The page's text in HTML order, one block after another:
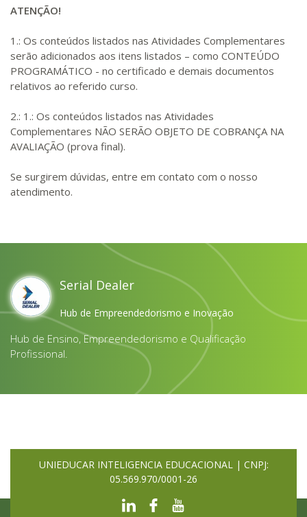
ATENÇÃO!
1.: Os conteúdos listados nas Atividades Complementares
serão adicionados aos itens listados – como CONTEÚDO
PROGRAMÁTICO - no certificado e demais documentos
relativos ao referido curso.
2.: 1.: Os conteúdos listados nas Atividades
Complementares NÃO SERÃO OBJETO DE COBRANÇA NA
AVALIAÇÃO (prova final).
Se surgirem dúvidas, entre em contato com o nosso
atendimento.
Serial Dealer
Hub de Empreendedorismo e Inovação
Hub de Ensino, Empreendedorismo e Qualificação
Profissional.
UNIEDUCAR INTELIGENCIA EDUCACIONAL | CNPJ:
05.569.970/0001-26